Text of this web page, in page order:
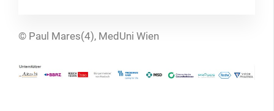
© Paul Mares(4), MedUni Wien